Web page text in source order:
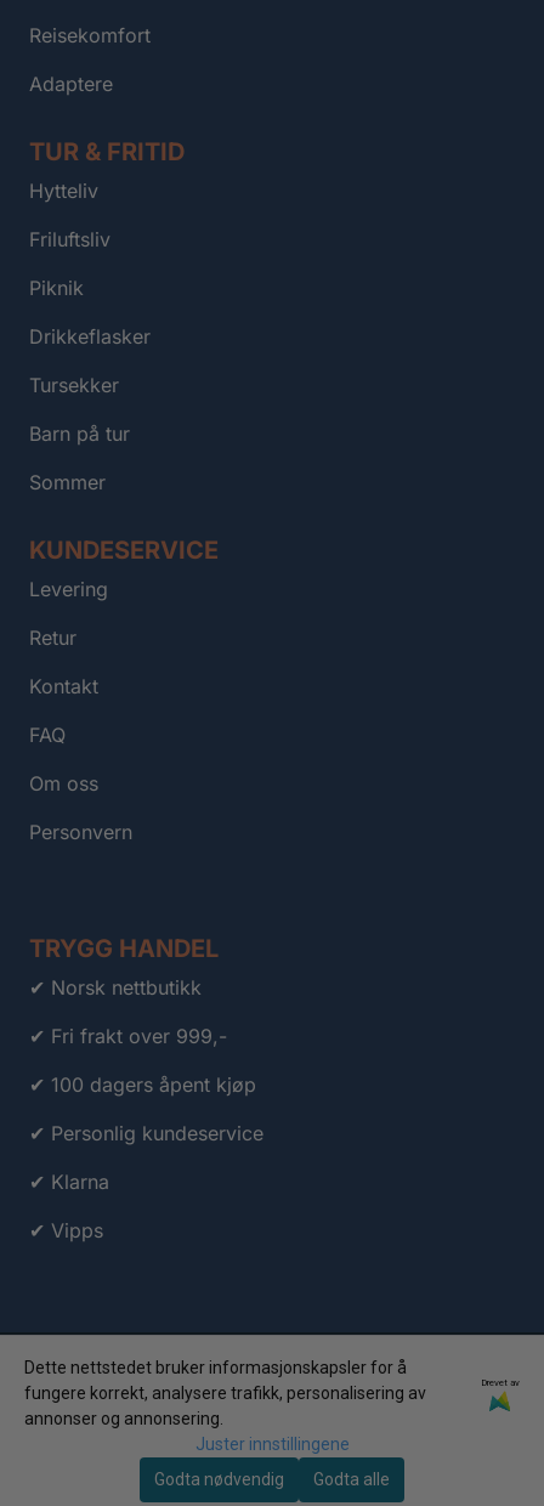
Reisekomfort
Adaptere
TUR & FRITID
Hytteliv
Friluftsliv
Piknik
Drikkeflasker
Tursekker
Barn på tur
Sommer
KUNDESERVICE
Levering
Retur
Kontakt
FAQ
Om oss
Personvern
TRYGG HANDEL
✔ Norsk nettbutikk
✔ Fri frakt over 999,-
✔ 100 dagers åpent kjøp
✔ Personlig kundeservice
✔ Klarna
✔ Vipps
© 2026 Travelstuff.no AS • Org.nr: 998 063 809 • Alle
rettigheter forbeholdt
Dette nettstedet bruker informasjonskapsler for å
fungere korrekt, analysere trafikk, personalisering av
annonser og annonsering.
Drevet av
Juster innstillingene
Godta nødvendig
Godta alle